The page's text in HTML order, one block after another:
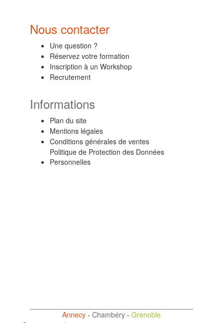
Nous contacter
Une question ?
Réservez votre formation
Inscription à un Workshop
Recrutement
Informations
Plan du site
Mentions légales
Conditions générales de ventes
Politique de Protection des Données
Personnelles
Annecy- Chambéry- Grenoble